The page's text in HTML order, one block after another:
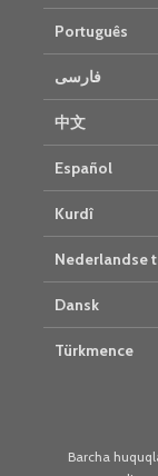
Português
فارسی
中文
Español
Kurdî
Nederlandse
Dansk
Türkmence
Barcha